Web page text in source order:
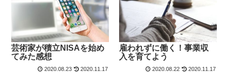
芸術家が積立NISAを始め
てみた感想
2020.08.23 2020.11.17
雇われずに働く！事業収
入を育てよう
2020.08.22 2020.11.17